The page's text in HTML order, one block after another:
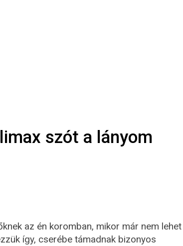
szót a lányom
az én koromban, mikor már nem lehet
így, cserébe támadnak bizonyos